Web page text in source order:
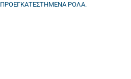
ΠΡΟΕΓΚΑΤΕΣΤΗΜΕΝΑ ΡΟΛΑ.